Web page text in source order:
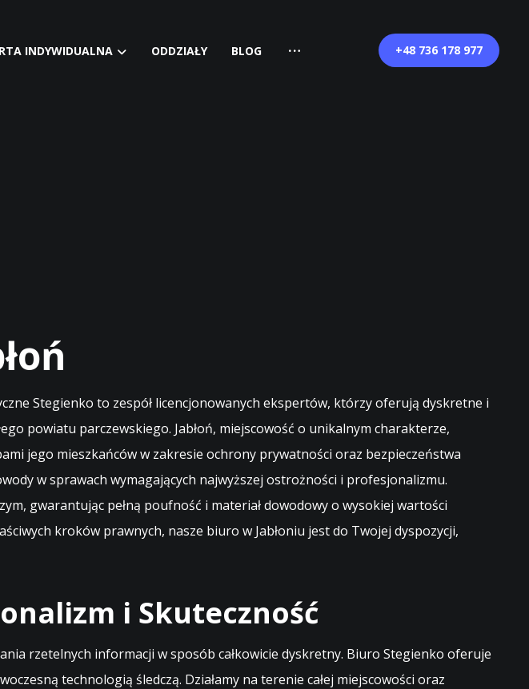
INDYWIDUALNA ODDZIAŁY BLOG +48 736 178 977
Stegienko to zespół licencjonowanych ekspertów, którzy oferują dyskretne i
powiatu parczewskiego. Jabłoń, miejscowość o unikalnym charakterze,
jego mieszkańców w zakresie ochrony prywatności oraz bezpieczeństwa
w sprawach wymagających najwyższej ostrożności i profesjonalizmu.
gwarantując pełną poufność i materiał dowodowy o wysokiej wartości
kroków prawnych, nasze biuro w Jabłoniu jest do Twojej dyspozycji,
i Skuteczność
rzetelnych informacji w sposób całkowicie dyskretny. Biuro Stegienko oferuje
technologią śledczą. Działamy na terenie całej miejscowości oraz